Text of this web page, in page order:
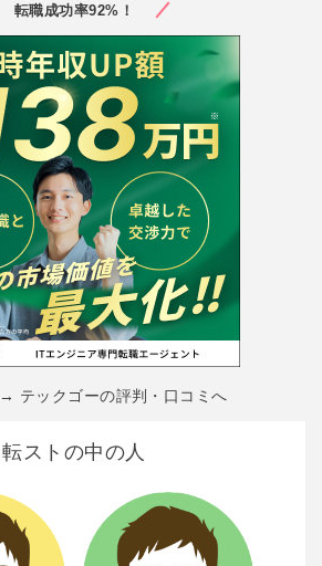
転職成功率92%！
→ テックゴーの評判・口コミへ
転ストの中の人